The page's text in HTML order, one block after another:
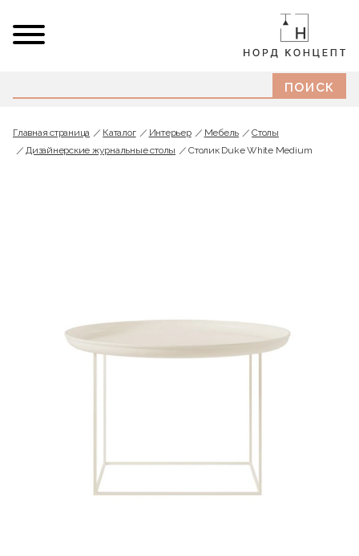
Главная страница Каталог Интерьер Мебель
Cтолы
Дизайнерские журнальные столы
Столик Duke White Medium